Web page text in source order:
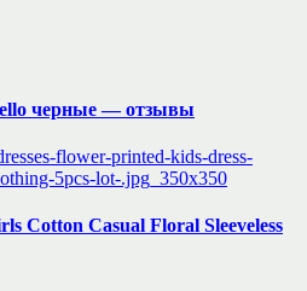
черные — отзывы
Cotton Casual Floral Sleeveless